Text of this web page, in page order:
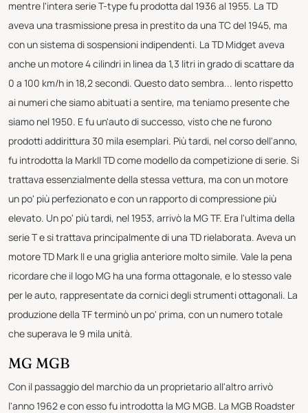
mentre l'intera serie T-type fu prodotta dal 1936 al 1955. La TD
aveva una trasmissione presa in prestito da una TC del 1945, ma
con un sistema di sospensioni indipendenti. La TD Midget aveva
anche un motore 4 cilindri in linea da 1,3 litri in grado di scattare da
0 a 100 km/h in 18,2 secondi. Questo dato sembra... lento rispetto
ai numeri che siamo abituati a sentire, ma teniamo presente che
siamo nel 1950. E fu un'auto di successo, visto che ne furono
prodotti addirittura 30 mila esemplari. Più tardi, nel corso dell'anno,
fu introdotta la MarkII TD come modello da competizione di serie. Si
trattava essenzialmente della stessa vettura, ma con un motore
un po' più perfezionato e con un rapporto di compressione più
elevato. Un po' più tardi, nel 1953, arrivò la MG TF. Era l'ultima della
serie T e si trattava principalmente di una TD rielaborata. Aveva un
motore TD Mark II e una griglia anteriore molto simile. Vale la pena
ricordare che il logo MG ha una forma ottagonale, e lo stesso vale
per le auto, rappresentate da cornici degli strumenti ottagonali. La
produzione della TF terminò un po' prima, con un numero totale
che superava le 9 mila unità.
MG MGB
Con il passaggio del marchio da un proprietario all'altro arrivò
l'anno 1962 e con esso fu introdotta la MG MGB. La MGB Roadster